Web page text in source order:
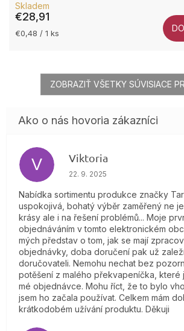
Skladem
€28,91
Jednotková
€0,48 / 1 ks
ZOBRAZIŤ VŠETKY SÚVISIACE
V Viktoria
Hodnotenie obchodu je 4 z
22. 9. 2025
Nabídka sortimentu produkce značky
uspokojivá, bohatý výběr zaměřený ne
krásy ale i na řešení problémů... Moje
objednáváním v tomto elektronickém
mých představ o tom, jak se mají
objednávky, doba doručení pak už
doručovateli. Nemohu nechat bez
potěšení z malého překvapeníčka, které
mé objednávce. Mohu říct, že to bylo
jsem ho začala používat. Celkem mám
krátkodobém užívání produktu. Děkuji